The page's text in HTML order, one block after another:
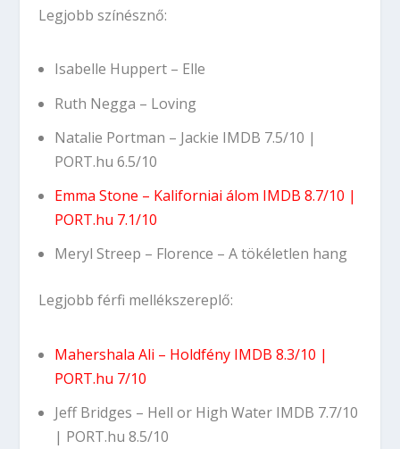
Legjobb színésznő:
Isabelle Huppert – Elle
Ruth Negga – Loving
Natalie Portman – Jackie IMDB 7.5/10 |
PORT.hu 6.5/10
Emma Stone – Kaliforniai álom IMDB 8.7/10 |
PORT.hu 7.1/10
Meryl Streep – Florence – A tökéletlen hang
Legjobb férfi mellékszereplő:
Mahershala Ali – Holdfény IMDB 8.3/10 |
PORT.hu 7/10
Jeff Bridges – Hell or High Water IMDB 7.7/10
| PORT.hu 8.5/10